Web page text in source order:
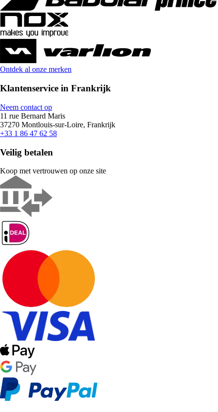
Ontdek al onze merken
Klantenservice in Frankrijk
Neem contact op
11 rue Bernard Maris
37270 Montlouis-sur-Loire, Frankrijk
+33 1 86 47 62 58
Veilig betalen
Koop met vertrouwen op onze site